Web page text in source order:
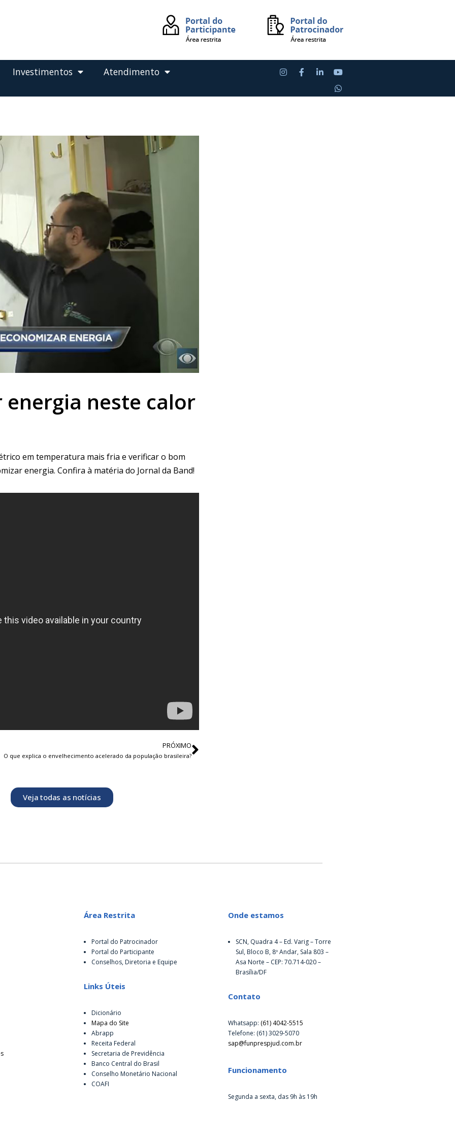
Investimentos Atendimento
neste calor
em temperatura mais fria e verificar o bom
energia. Confira à matéria do Jornal da Band!
PRÓXIMO
O que explica o envelhecimento acelerado da população brasileira?
Veja todas as notícias
Área Restrita
Portal do Patrocinador
Portal do Participante
Conselhos, Diretoria e Equipe
Links Úteis
Dicionário
Mapa do Site
Abrapp
Receita Federal
Secretaria de Previdência
Banco Central do Brasil
Conselho Monetário Nacional
COAFI
Onde estamos
SCN, Quadra 4 – Ed. Varig – Torre
Sul, Bloco B, 8º Andar, Sala 803 –
Asa Norte – CEP: 70.714-020 –
Brasília/DF
Contato
Whatsapp: (61) 4042-5515
Telefone: (61) 3029-5070
sap@funprespjud.com.br
Funcionamento
Segunda a sexta, das 9h às 19h